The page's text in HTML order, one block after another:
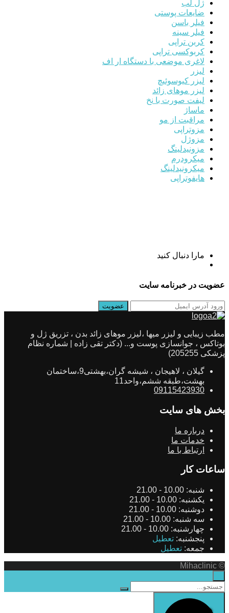
ژل لب
ضایعات پوستی
فیلر باسن
فیلر سینه
کربن تراپی
کربوکسی تراپی
لاغری موضعی با دستگاه ار اف
لیزر
لیزر کیوسوئیچ
لیزر موهای زائد
لیفت صورت با نخ
ماساژ
مراقبت از مو
مزوتراپی
مزوژل
مزونیدلینگ
میکرودرم
میکرونیدلینگ
هایفوتراپی
مارا دنبال کنید
عضویت در خبرنامه سایت
مطب زیبایی و لیزر میها ،لیزر موهای زائد بدن ، تزریق ژل و
بوتاکس ، جوانسازی پوست و... (دکتر تقی زاده | شماره نظام
پزشکی 205255)
گیلان ، لاهیجان ، شیشه گران،بهشتی9،ساختمان
بهشت،طبقه ششم،واحد11
09115423930
بخش های سایت
درباره ما
خدمات ما
ارتباط با ما
ساعات کار
شنبه: 10.00 - 21.00
یکشنبه: 10.00 - 21.00
دوشنبه: 10.00 - 21.00
سه شنبه: 10.00 - 21.00
چهارشنبه: 10.00 - 21.00
پنجشنبه: تعطیل
جمعه: تعطیل
© Mihaclinic